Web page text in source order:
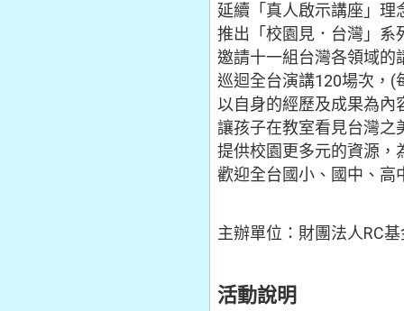
延續「真人啟示講座」理
推出「校園見．台灣」系
邀請十一組台灣各領域的
巡迴全台演講120場次，
以自身的經歷及成果為內
讓孩子在教室看見台灣之
提供校園更多元的資源，
歡迎全台國小、國中、高
主辦單位：財團法人RC
活動說明